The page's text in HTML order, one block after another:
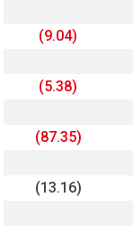
(9.04)
(5.38)
(87.35)
(13.16)